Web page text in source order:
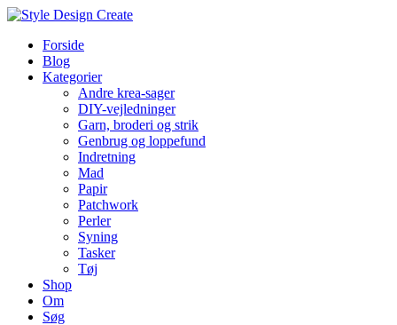
Forside
Blog
Kategorier
Andre krea-sager
DIY-vejledninger
Garn, broderi og strik
Genbrug og loppefund
Indretning
Mad
Papir
Patchwork
Perler
Syning
Tasker
Tøj
Shop
Om
Søg